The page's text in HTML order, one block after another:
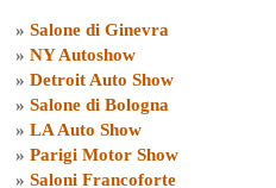
» Salone di Ginevra
» NY Autoshow
» Detroit Auto Show
» Salone di Bologna
» LA Auto Show
» Parigi Motor Show
» Saloni Francoforte